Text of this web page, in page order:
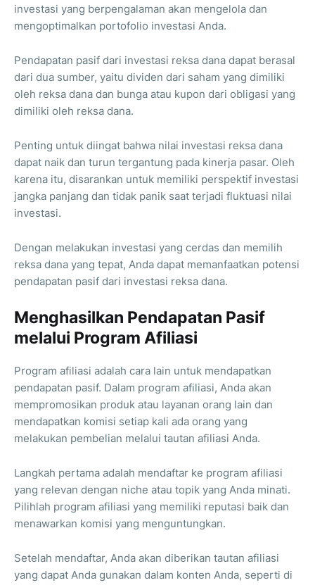
investasi yang berpengalaman akan mengelola dan
mengoptimalkan portofolio investasi Anda.
Pendapatan pasif dari investasi reksa dana dapat berasal
dari dua sumber, yaitu dividen dari saham yang dimiliki
oleh reksa dana dan bunga atau kupon dari obligasi yang
dimiliki oleh reksa dana.
Penting untuk diingat bahwa nilai investasi reksa dana
dapat naik dan turun tergantung pada kinerja pasar. Oleh
karena itu, disarankan untuk memiliki perspektif investasi
jangka panjang dan tidak panik saat terjadi fluktuasi nilai
investasi.
Dengan melakukan investasi yang cerdas dan memilih
reksa dana yang tepat, Anda dapat memanfaatkan potensi
pendapatan pasif dari investasi reksa dana.
Menghasilkan Pendapatan Pasif
melalui Program Afiliasi
Program afiliasi adalah cara lain untuk mendapatkan
pendapatan pasif. Dalam program afiliasi, Anda akan
mempromosikan produk atau layanan orang lain dan
mendapatkan komisi setiap kali ada orang yang
melakukan pembelian melalui tautan afiliasi Anda.
Langkah pertama adalah mendaftar ke program afiliasi
yang relevan dengan niche atau topik yang Anda minati.
Pilihlah program afiliasi yang memiliki reputasi baik dan
menawarkan komisi yang menguntungkan.
Setelah mendaftar, Anda akan diberikan tautan afiliasi
yang dapat Anda gunakan dalam konten Anda, seperti di